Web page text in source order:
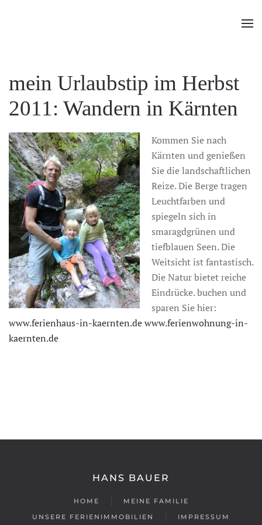
mein Urlaubstip im Herbst
2011: Wandern in Kärnten
Kommen Sie nach
Kärnten und genießen
Sie die landschaftlichen
Reize. Die Berge tragen
Leuchtfarben und
spiegeln sich in
smaragdgrünen und
tiefblauen Seen. Die
Weitsicht ist fantastisch.
Die Natur bietet reiche
Eindrücke. buchen und
sparen Sie hier:
www.ferienhaus-in-kaernten.dewww.ferienwohnung-in-
kaernten.de
HANS BAUER
HOME
MEINE FAMILIE
UNSERE FERIENIMMOBILIEN
IMPRESSUM